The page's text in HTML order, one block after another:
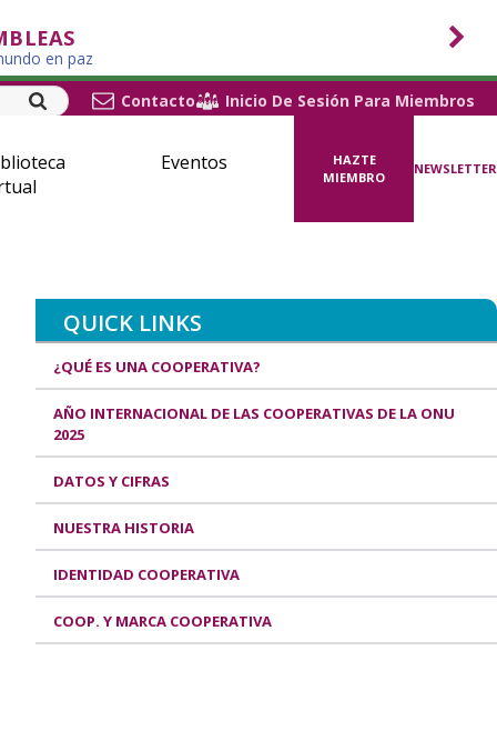
en paz
Contacto
Inicio De Sesión Para Miembros
Eventos
HAZTE
MIEMBRO
NEWSLETTER
QUICK LINKS
¿QUÉ ES UNA COOPERATIVA?
AÑO INTERNACIONAL DE LAS COOPERATIVAS DE LA ONU
2025
DATOS Y CIFRAS
NUESTRA HISTORIA
IDENTIDAD COOPERATIVA
COOP. Y MARCA COOPERATIVA